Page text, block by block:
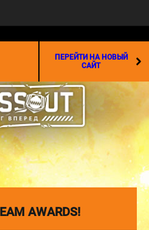
ПЕРЕЙТИ НА НОВЫЙ
САЙТ
AWARDS!